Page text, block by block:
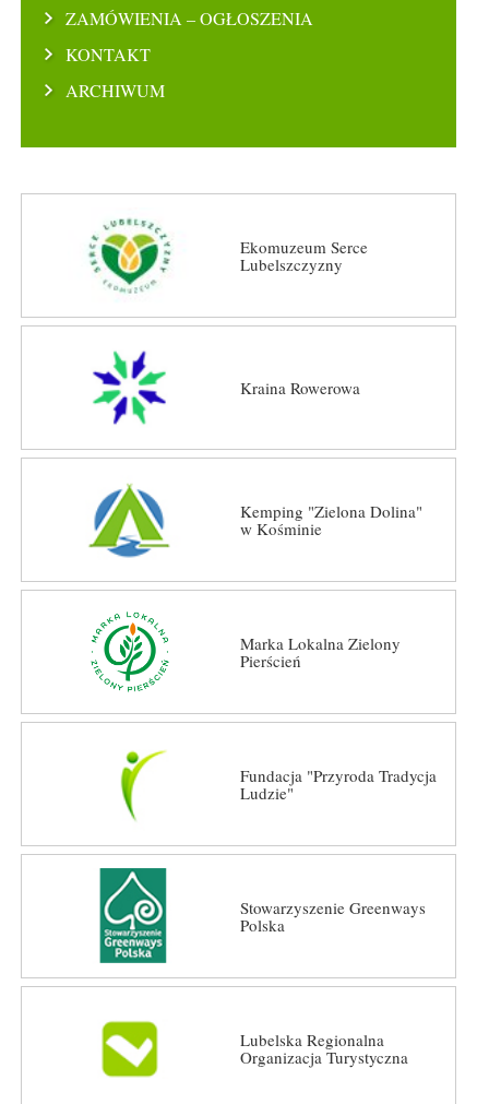
ZAMÓWIENIA – OGŁOSZENIA
KONTAKT
ARCHIWUM
Ekomuzeum Serce
Lubelszczyzny
Kraina Rowerowa
Kemping "Zielona Dolina"
w Kośminie
Marka Lokalna Zielony
Pierścień
Fundacja "Przyroda Tradycja
Ludzie"
Stowarzyszenie Greenways
Polska
Lubelska Regionalna
Organizacja Turystyczna